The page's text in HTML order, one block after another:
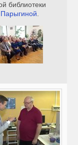
библиотеки